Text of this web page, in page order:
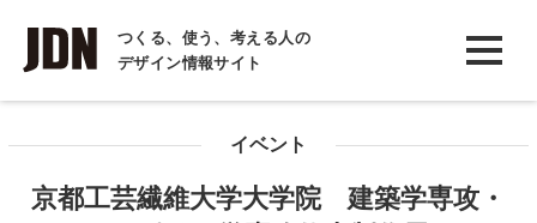
つくる、使う、考える人の
デザイン情報サイト
INTERVIEW
インタビュー
イベント
京都工芸繊維大学大学院 建築学専攻・